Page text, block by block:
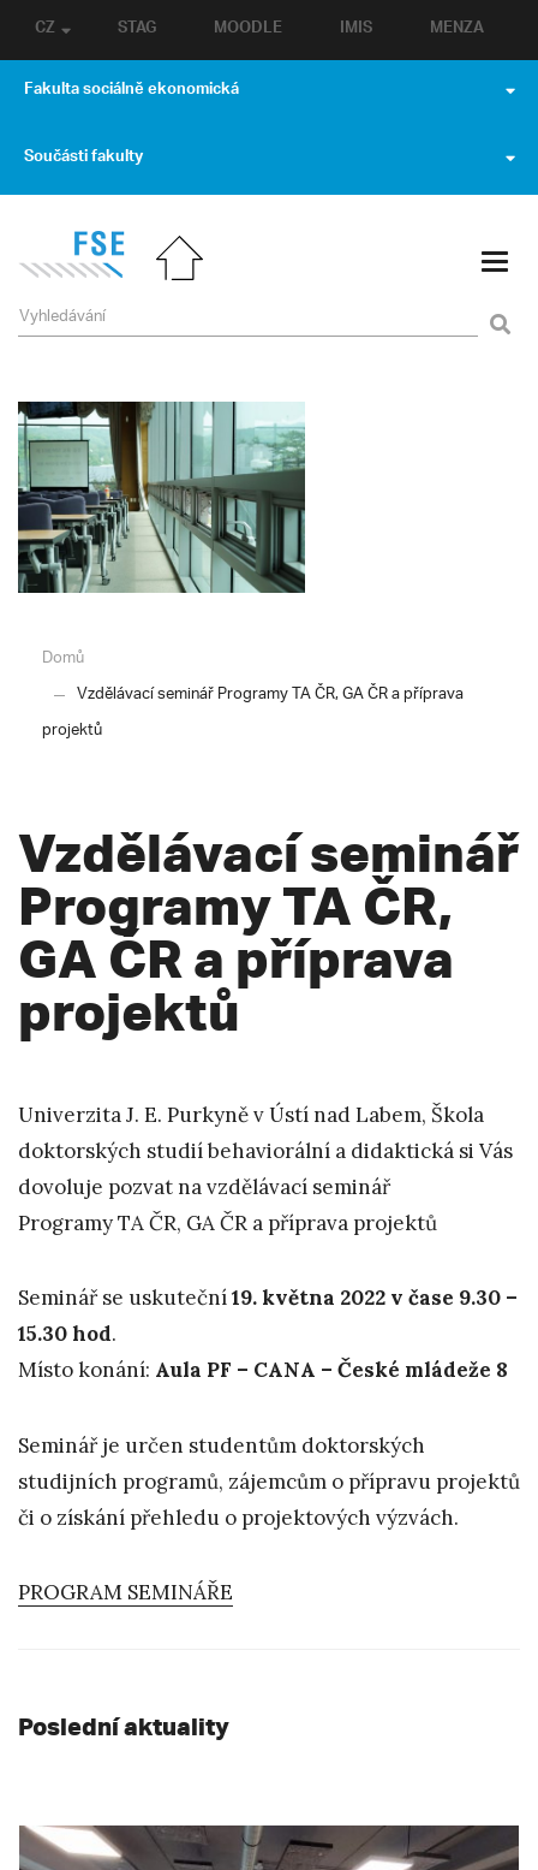
STAG MOODLE IMIS MENZA
CZ
Fakulta sociálně ekonomická
Součásti fakulty
Domů
Vzdělávací seminář Programy TA ČR, GA ČR a příprava
projektů
Vzdělávací seminář
Programy TA ČR,
GA ČR a příprava
projektů
Univerzita J. E. Purkyně v Ústí nad Labem, Škola
doktorských studií behaviorální a didaktická si Vás
dovoluje pozvat na vzdělávací seminář
Programy TA ČR, GA ČR a příprava projektů
Seminář se uskuteční19. května 2022 v čase 9.30 –
15.30 hod.
Místo konání: Aula PF – CANA – České mládeže 8
Seminář je určen studentům doktorských
studijních programů, zájemcům o přípravu projektů
či o získání přehledu o projektových výzvách.
PROGRAM SEMINÁŘE
Poslední aktuality